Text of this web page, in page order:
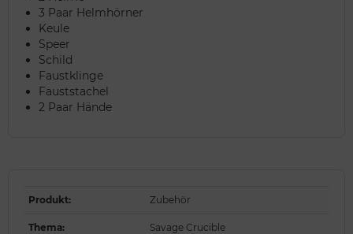
3 Paar Helmhörner
Keule
Speer
Schild
Faustklinge
Fauststachel
2 Paar Hände
Produkt: Zubehör
Thema: Savage Crucible